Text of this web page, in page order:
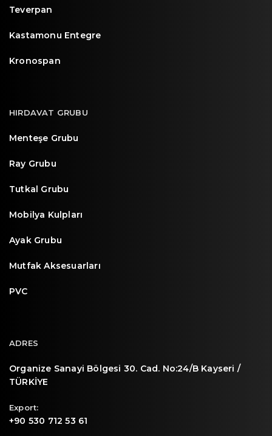
Teverpan
Kastamonu Entegre
Kronospan
HIRDAVAT GRUBU
Menteşe Grubu
Ray Grubu
Tutkal Grubu
Mobilya Kulpları
Ayak Grubu
Mutfak Aksesuarları
PVC
ADRES
Organize Sanayi Bölgesi 30. Cad. No:24/B Kayseri /
TÜRKİYE
Export:
+90 530 712 53 61